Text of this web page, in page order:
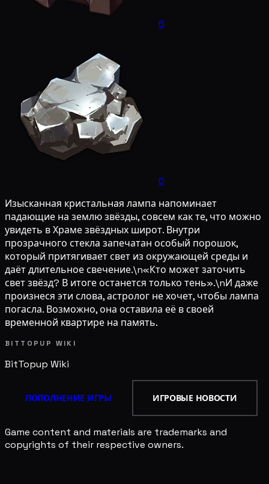
6
6
Изысканная кристальная лампа напоминает
падающие на землю звёзды, совсем как те, что можно
увидеть в Храме звёздных широт. Внутри
прозрачного стекла запечатан особый порошок,
который притягивает свет из окружающей среды и
даёт длительное свечение.\n«Кто может заточить
свет звёзд? В итоге останется только тень».\nИ даже
произнеся эти слова, астролог не хочет, чтобы лампа
погасла. Возможно, она оставила её в своей
временной квартире на память.
BITTOPUP WIKI
BitTopup Wiki
ПОПОЛНЕНИЕ ИГРЫ ИГРОВЫЕ НОВОСТИ
Game content and materials are trademarks and
copyrights of their respective owners.